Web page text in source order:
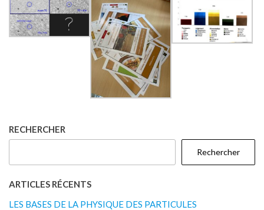
RECHERCHER
Rechercher
ARTICLES RÉCENTS
LES BASES DE LA PHYSIQUE DES PARTICULES